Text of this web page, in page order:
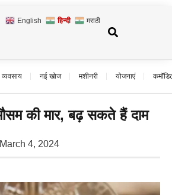
English हिन्दी मराठी
नई खोज मशीनरी योजनाएं
की मार, बढ़ सकते हैं दाम
March 4, 2024